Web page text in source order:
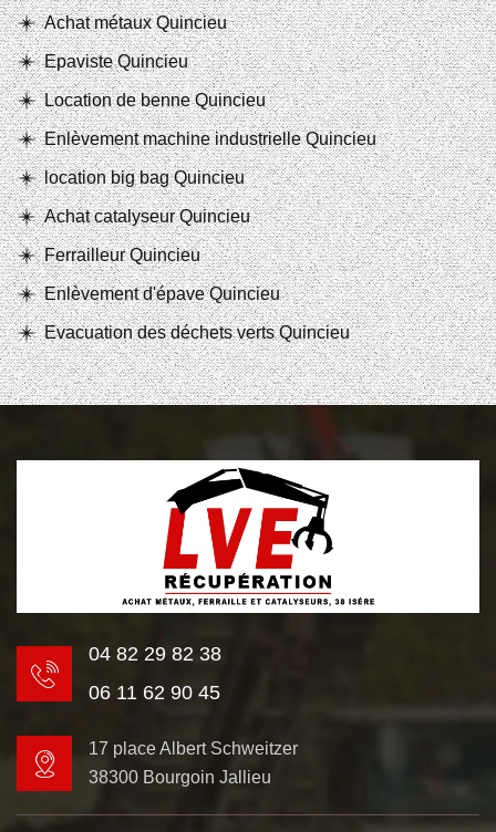
Achat métaux Quincieu
Epaviste Quincieu
Location de benne Quincieu
Enlèvement machine industrielle Quincieu
location big bag Quincieu
Achat catalyseur Quincieu
Ferrailleur Quincieu
Enlèvement d'épave Quincieu
Evacuation des déchets verts Quincieu
04 82 29 82 38
06 11 62 90 45
17 place Albert Schweitzer
38300 Bourgoin Jallieu